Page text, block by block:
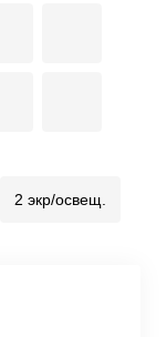
2 экр/освещ.